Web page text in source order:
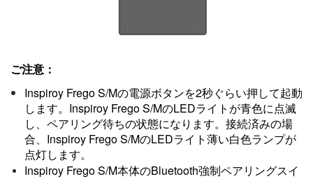
ご注意：
Inspiroy Frego S/Mの電源ボタンを2秒ぐらい押して起動
します。Inspiroy Frego S/MのLEDライトが青色に点滅
し、ペアリング待ちの状態になります。接続済みの場
合、 Inspiroy Frego S/MのLEDライト薄い白色ランプが
点灯します。
Inspiroy Frego S/M本体のBluetooth強制ペアリングスイ